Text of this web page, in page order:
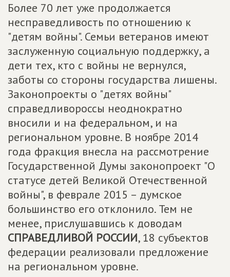
Более 70 лет уже продолжается
несправедливость по отношению к
"детям войны". Семьи ветеранов имеют
заслуженную социальную поддержку, а
дети тех, кто с войны не вернулся,
заботы со стороны государства лишены.
Законопроекты о "детях войны"
справедливороссы неоднократно
вносили и на федеральном, и на
региональном уровне. В ноябре 2014
года фракция внесла на рассмотрение
Государственной Думы законопроект "О
статусе детей Великой Отечественной
войны", в феврале 2015 – думское
большинство его отклонило. Тем не
менее, прислушавшись к доводам
СПРАВЕДЛИВОЙ РОССИИ, 18 субъектов
федерации реализовали предложение
на региональном уровне.